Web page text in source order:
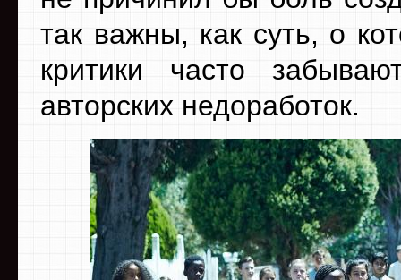
так важны, как суть, о
критики часто
авторских недоработок.